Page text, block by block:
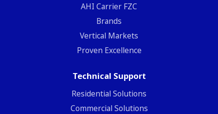
AHI Carrier FZC
Brands
Vertical Markets
Proven Excellence
Technical Support
Residential Solutions
Commercial Solutions